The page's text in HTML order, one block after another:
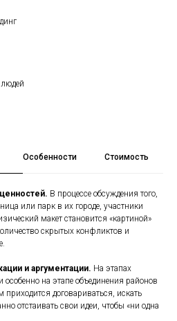
Особенности Стоимость
В процессе обсуждения того,
или парк в их городе, участники
макет становится «картиной»
скрытых конфликтов и
и аргументации. На этапах
на этапе объединения районов
договариваться, искать
отстаивать свои идеи, чтобы «ни одна